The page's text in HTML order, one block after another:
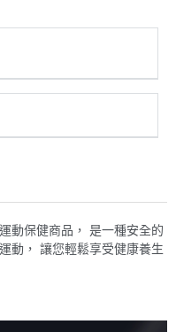
動保健商品， 是一種安全的
動， 讓您輕鬆享受健康養生